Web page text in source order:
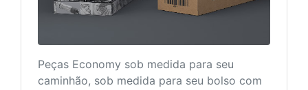
Mais serviços aos nossos clientes para que
ele encontre tudo em um único local.